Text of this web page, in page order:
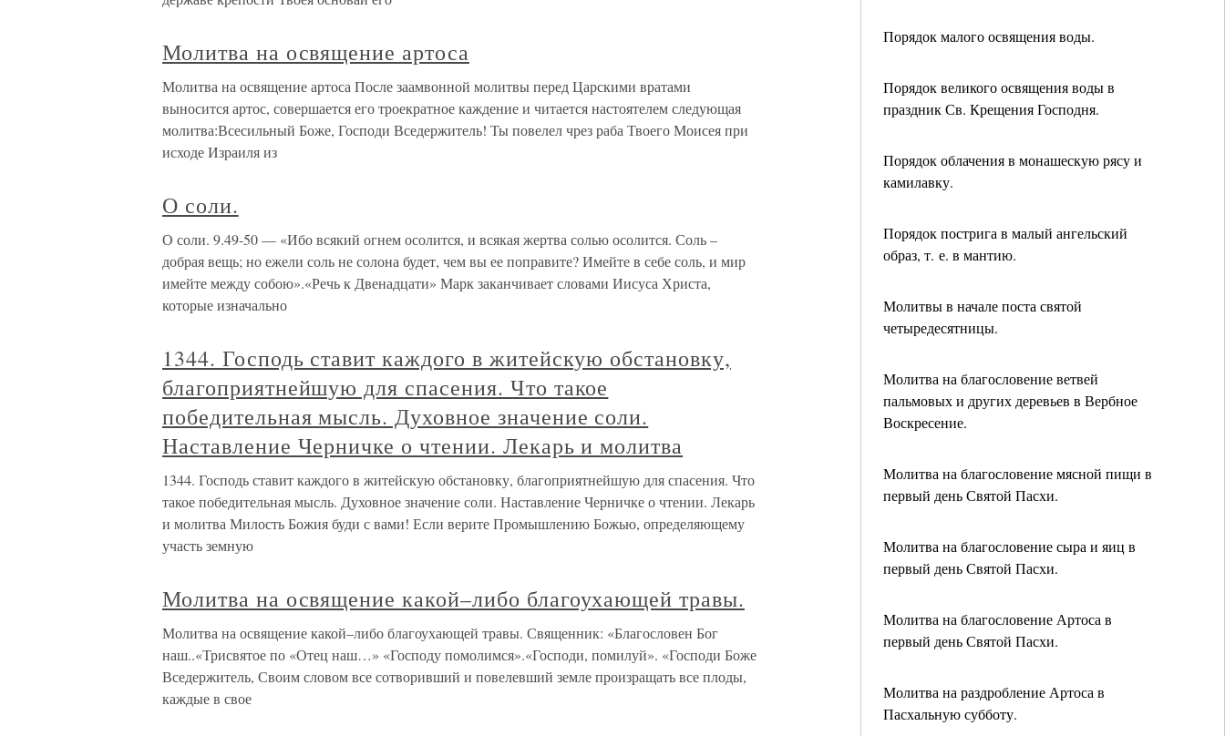
Порядок малого освящения воды.
Порядок великого освящения воды в
праздник Св. Крещения Господня.
Порядок облачения в монашескую рясу и
камилавку.
Порядок пострига в малый ангельский
образ, т. е. в мантию.
Молитвы в начале поста святой
четыредесятницы.
Молитва на благословение ветвей
пальмовых и других деревьев в Вербное
Воскресение.
Молитва на благословение мясной пищи в
первый день Святой Пасхи.
Молитва на благословение сыра и яиц в
первый день Святой Пасхи.
Молитва на благословение Артоса в
первый день Святой Пасхи.
Молитва на раздробление Артоса в
Пасхальную субботу.
Молитва на освящение артоса
Молитва на освящение артоса После заамвонной молитвы перед Царскими вратами
выносится артос, совершается его троекратное каждение и читается настоятелем следующая
молитва:Всесильный Боже, Господи Вседержитель! Ты повелел чрез раба Твоего Моисея при
исходе Израиля из
О соли.
О соли. 9.49-50 — «Ибо всякий огнем осолится, и всякая жертва солью осолится. Соль –
добрая вещь; но ежели соль не солона будет, чем вы ее поправите? Имейте в себе соль, и мир
имейте между собою».«Речь к Двенадцати» Марк заканчивает словами Иисуса Христа,
которые изначально
1344. Господь ставит каждого в житейскую обстановку,
благоприятнейшую для спасения. Что такое
победительная мысль. Духовное значение соли.
Наставление Черничке о чтении. Лекарь и молитва
1344. Господь ставит каждого в житейскую обстановку, благоприятнейшую для спасения. Что
такое победительная мысль. Духовное значение соли. Наставление Черничке о чтении. Лекарь
и молитва Милость Божия буди с вами! Если верите Промышлению Божью, определяющему
участь земную
Молитва на освящение какой–либо благоухающей травы.
Молитва на освящение какой–либо благоухающей травы. Священник: «Благословен Бог
наш..«Трисвятое по «Отец наш…» «Господу помолимся».«Господи, помилуй». «Господи Боже
Вседержитель, Своим словом все сотворивший и повелевший земле произращать все плоды,
каждые в свое